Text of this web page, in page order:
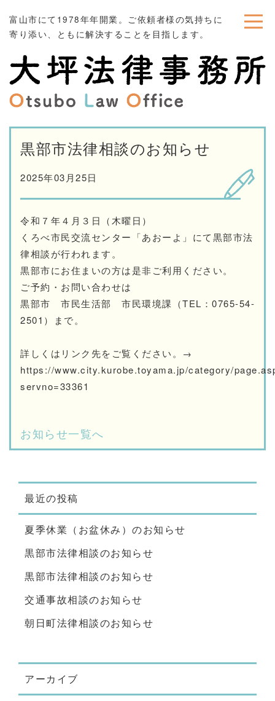
富山市にて1978年年開業。ご依頼者様の気持ちに
寄り添い、ともに解決することを目指します。
黒部市法律相談のお知らせ
2025年03月25日
令和７年４月３日（木曜日）
くろべ市民交流センター「あおーよ」にて黒部市法
律相談が行われます。
黒部市にお住まいの方は是非ご利用ください。
ご予約・お問い合わせは
黒部市 市民生活部 市民環境課（TEL：0765-54-
2501）まで。
詳しくはリンク先をご覧ください。→
https://www.city.kurobe.toyama.jp/category/
servno=33361
お知らせ一覧へ
最近の投稿
夏季休業（お盆休み）のお知らせ
黒部市法律相談のお知らせ
黒部市法律相談のお知らせ
交通事故相談のお知らせ
朝日町法律相談のお知らせ
アーカイブ